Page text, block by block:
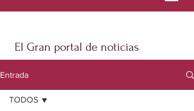
El Gran portal de noticias
Entrada
TODOS